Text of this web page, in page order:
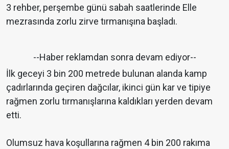
3 rehber, perşembe günü sabah saatlerinde Elle
mezrasında zorlu zirve tırmanışına başladı.
--Haber reklamdan sonra devam ediyor--
İlk geceyi 3 bin 200 metrede bulunan alanda kamp
çadırlarında geçiren dağcılar, ikinci gün kar ve tipiye
rağmen zorlu tırmanışlarına kaldıkları yerden devam
etti.
Olumsuz hava koşullarına rağmen 4 bin 200 rakıma